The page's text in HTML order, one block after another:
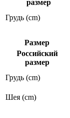
размер
Грудь (cm)
Размер
Российский
размер
Грудь (cm)
Шея (cm)